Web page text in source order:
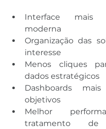
Interface
moderna
Organização das
interesse
Menos cliques
dados estratégicos
Dashboards
objetivos
Melhor
tratamento de